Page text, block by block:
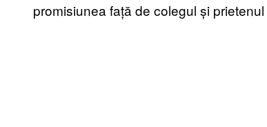
promisiunea față de colegul și